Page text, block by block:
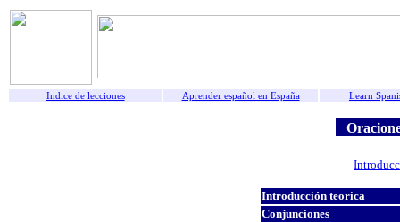
Indice de lecciones Aprender español en España Learn
Introducción teorica
Conjunciones